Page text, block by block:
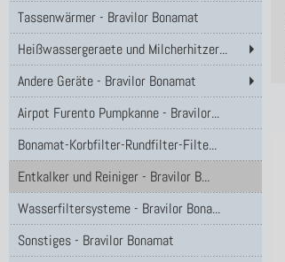
Tassenwärmer - Bravilor Bonamat
Heißwassergeraete und Milcherhitzer...
Andere Geräte - Bravilor Bonamat
Airpot Furento Pumpkanne - Bravilor...
Bonamat-Korbfilter-Rundfilter-Filte...
Entkalker und Reiniger - Bravilor B...
Wasserfiltersysteme - Bravilor Bona...
Sonstiges - Bravilor Bonamat